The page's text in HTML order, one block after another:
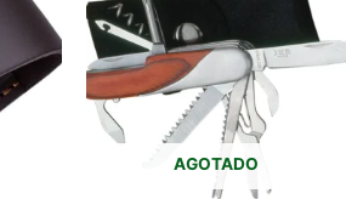
AGOTADO